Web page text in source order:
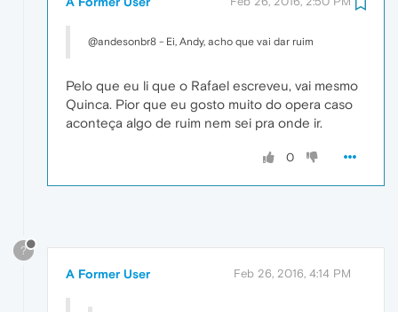
@andesonbr8 - Ei, Andy, acho que vai dar ruim
Pelo que eu li que o Rafael escreveu, vai mesmo
Quinca. Pior que eu gosto muito do opera caso
aconteça algo de ruim nem sei pra onde ir.
0
?
A Former User Feb 26, 2016, 4:14 PM